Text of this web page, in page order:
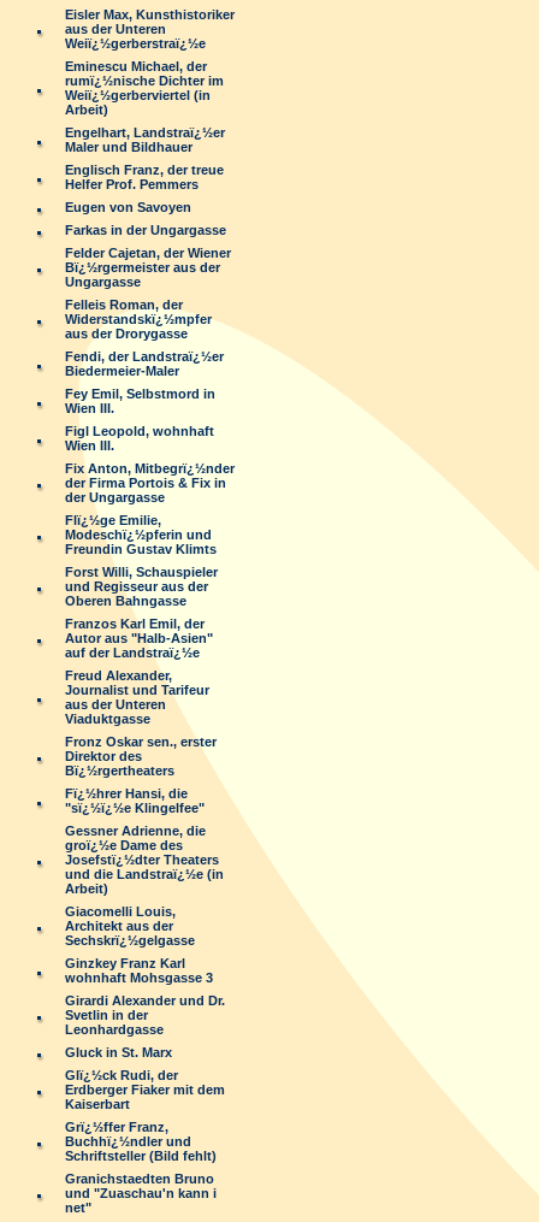
Eisler Max, Kunsthistoriker
aus der Unteren
Weiï¿½gerberstraï¿½e
Eminescu Michael, der
rumï¿½nische Dichter im
Weiï¿½gerberviertel (in
Arbeit)
Engelhart, Landstraï¿½er
Maler und Bildhauer
Englisch Franz, der treue
Helfer Prof. Pemmers
Eugen von Savoyen
Farkas in der Ungargasse
Felder Cajetan, der Wiener
Bï¿½rgermeister aus der
Ungargasse
Felleis Roman, der
Widerstandskï¿½mpfer
aus der Drorygasse
Fendi, der Landstraï¿½er
Biedermeier-Maler
Fey Emil, Selbstmord in
Wien III.
Figl Leopold, wohnhaft
Wien III.
Fix Anton, Mitbegrï¿½nder
der Firma Portois & Fix in
der Ungargasse
Flï¿½ge Emilie,
Modeschï¿½pferin und
Freundin Gustav Klimts
Forst Willi, Schauspieler
und Regisseur aus der
Oberen Bahngasse
Franzos Karl Emil, der
Autor aus "Halb-Asien"
auf der Landstraï¿½e
Freud Alexander,
Journalist und Tarifeur
aus der Unteren
Viaduktgasse
Fronz Oskar sen., erster
Direktor des
Bï¿½rgertheaters
Fï¿½hrer Hansi, die
"sï¿½ï¿½e Klingelfee"
Gessner Adrienne, die
groï¿½e Dame des
Josefstï¿½dter Theaters
und die Landstraï¿½e (in
Arbeit)
Giacomelli Louis,
Architekt aus der
Sechskrï¿½gelgasse
Ginzkey Franz Karl
wohnhaft Mohsgasse 3
Girardi Alexander und Dr.
Svetlin in der
Leonhardgasse
Gluck in St. Marx
Glï¿½ck Rudi, der
Erdberger Fiaker mit dem
Kaiserbart
Grï¿½ffer Franz,
Buchhï¿½ndler und
Schriftsteller (Bild fehlt)
Granichstaedten Bruno
und "Zuaschau'n kann i
net"